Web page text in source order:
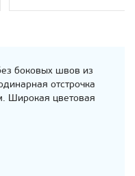
боковых швов из
отстрочка
Широкая цветовая